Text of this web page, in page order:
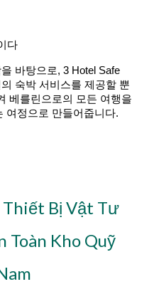
다
바탕으로, 3 Hotel Safe
숙박 서비스를 제공할 뿐
베를린으로의 모든 여행을
여정으로 만들어줍니다.
Thiết Bị Vật Tư
Toàn Kho Quỹ